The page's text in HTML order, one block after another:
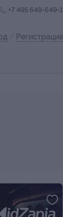
+7 495 649-649-1
Регистрация